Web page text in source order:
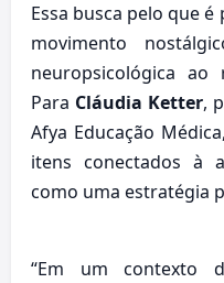
Essa busca pelo que
movimento
neuropsicológica
Para Cláudia Ketter,
Afya Educação
itens conectados à
como uma estratégia
“Em um contexto